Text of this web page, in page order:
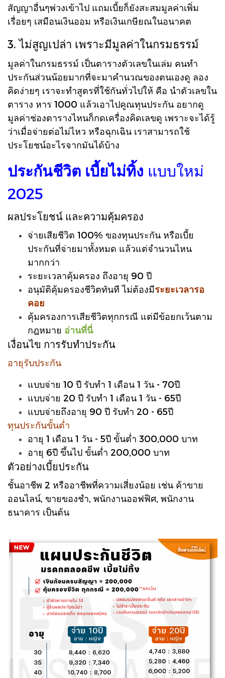
สัญญาอื่นๆพ่วงเข้าไป แถมเบี้ยก็ยังสะสมมูลค่าเพิ่ม
เรื่อยๆ เสมือนเงินออม หรือเงินเกษียณในอนาคต
3. ไม่สูญเปล่า เพราะมีมูลค่าในกรมธรรม์
มูลค่าในกรมธรรม์ เป็นตารางตัวเลขในเล่ม คนทำ
ประกันส่วนน้อยมากที่จะมาคำนวณของตนเองดู ลอง
คิดง่ายๆ เราจะทำสูตรที่ใช้กันทั่วไปให้ คือ นำตัวเลขใน
ตาราง หาร 1000 แล้วเอาไปคูณทุนประกัน อยากดู
มูลค่าช่องตารางไหนก็กดเครื่องคิดเลขดู เพราะจะได้รู้
ว่าเมื่อจ่ายต่อไม่ไหว หรือฉุกเฉิน เราสามารถใช้
ประโยชน์อะไรจากมันได้บ้าง
ประกันชีวิต เบี้ยไม่ทิ้ง แบบใหม่
2025
ผลประโยชน์ และความคุ้มครอง
จ่ายเสียชีวิต 100% ของทุนประกัน หรือเบี้ย
ประกันที่จ่ายมาทั้งหมด แล้วแต่จำนวนไหน
มากกว่า
ระยะเวลาคุ้มครอง ถึงอายุ 90 ปี
อนุมัติคุ้มครองชีวิตทันที ไม่ต้องมีระยะเวลารอ
คอย
คุ้มครองการเสียชีวิตทุกกรณี แต่มีข้อยกเว้นตาม
กฎหมาย อ่านที่นี่
เงื่อนไข การรับทำประกัน
อายุรับประกัน
แบบจ่าย 10 ปี รับทำ 1 เดือน 1 วัน - 70ปี
แบบจ่าย 20 ปี รับทำ 1 เดือน 1 วัน - 65ปี
แบบจ่ายถึงอายุ 90 ปี รับทำ 20 - 65ปี
ทุนประกันขั้นต่ำ
อายุ 1 เดือน 1 วัน - 5ปี ขั้นต่ำ 300,000 บาท
อายุ 6ปี ขึ้นไป ขั้นต่ำ 200,000 บาท
ตัวอย่างเบี้ยประกัน
ชั้นอาชีพ 2 หรืออาชีพที่ความเสี่ยงน้อย เช่น ค้าขาย
ออนไลน์, ขายของชำ, พนักงานออฟฟิศ, พนักงาน
ธนาคาร เป็นต้น